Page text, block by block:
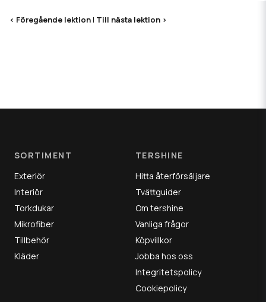
< Föregående lektion | Till nästa lektion >
SORTIMENT
Exteriör
Interiör
Torkdukar
Mikrofiber
Tillbehör
Kläder
TERSHINE
Hitta återförsäljare
Tvättguider
Om tershine
Vanliga frågor
Köpvillkor
Jobba hos oss
Integritetspolicy
Cookiepolicy